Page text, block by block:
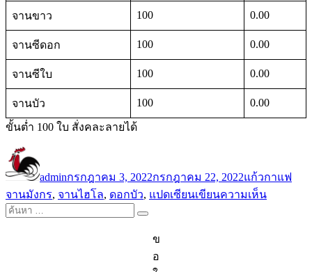
จานขาว 100 0.00
จานซีดอก 100 0.00
จานซีใบ 100 0.00
จานบัว 100 0.00
ขั้นต่ำ 100 ใบ สั่งคละลายได้
เขียน
adminเมื่อ
กรกฎาคม 3, 2022กรกฎาคม 22, 2022หมู่
แก้วกาแฟ
จานมังกร, จานไฮโล, ดอกบัว, แปดเซียนเขียนความเห็นบน
ค้นหา:
ข
อ